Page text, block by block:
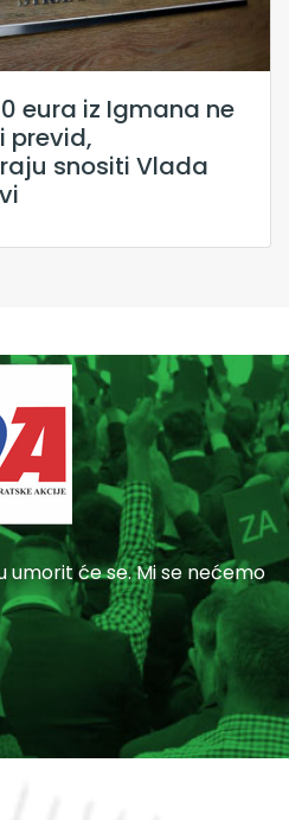
eura iz Igmana ne
previd,
snositi Vlada
umorit će se. Mi se nećemo